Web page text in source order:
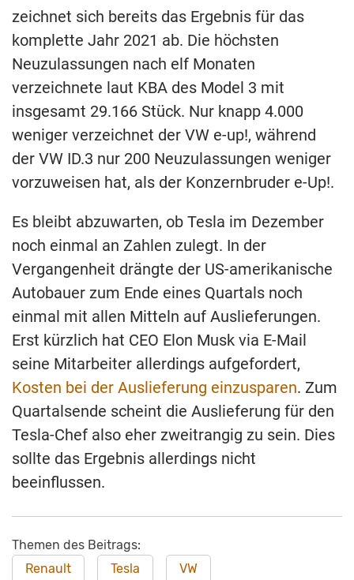
zeichnet sich bereits das Ergebnis für das
komplette Jahr 2021 ab. Die höchsten
Neuzulassungen nach elf Monaten
verzeichnete laut KBA des Model 3 mit
insgesamt 29.166 Stück. Nur knapp 4.000
weniger verzeichnet der VW e-up!, während
der VW ID.3 nur 200 Neuzulassungen weniger
vorzuweisen hat, als der Konzernbruder e-Up!.
Es bleibt abzuwarten, ob Tesla im Dezember
noch einmal an Zahlen zulegt. In der
Vergangenheit drängte der US-amerikanische
Autobauer zum Ende eines Quartals noch
einmal mit allen Mitteln auf Auslieferungen.
Erst kürzlich hat CEO Elon Musk via E-Mail
seine Mitarbeiter allerdings aufgefordert,
Kosten bei der Auslieferung einzusparen. Zum
Quartalsende scheint die Auslieferung für den
Tesla-Chef also eher zweitrangig zu sein. Dies
sollte das Ergebnis allerdings nicht
beeinflussen.
Themen des Beitrags:
Renault
Tesla VW